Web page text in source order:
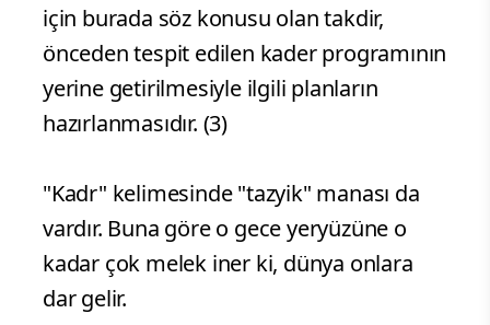
için burada söz konusu olan takdir,
önceden tespit edilen kader programının
yerine getirilmesiyle ilgili planların
hazırlanmasıdır. (3)
"Kadr" kelimesinde "tazyik" manası da
vardır. Buna göre o gece yeryüzüne o
kadar çok melek iner ki, dünya onlara
dar gelir.